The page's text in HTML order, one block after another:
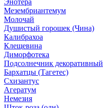
Энотера
Мезембриантемум
Молочай
Душистый горошек (Чина)
Калибрахоа
Клещевина
Диморфотека
Подсолнечник декоративный
Бархатцы (Тагетес)
Схизантус
Агератум
Немезия